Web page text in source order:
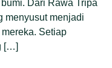
Dari Rawa Tripa
menyusut menjadi
Setiap
[…]